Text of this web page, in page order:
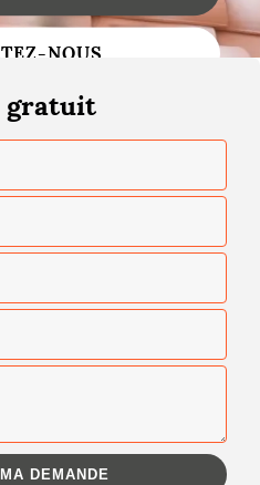
de toiture
de toiture
NOUS
gratuit